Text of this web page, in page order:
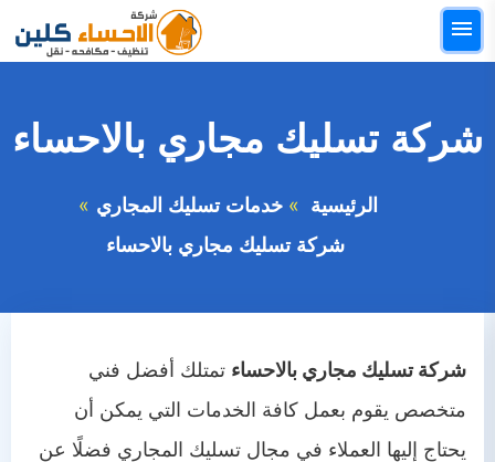
التجاوز
إلى القائمة
عن:
خدمات التنظيف
خدمات اخري
شركة تسليك مجاري بالاحساء
الرئيسية
خدمات تسليك المجاري
شركة تسليك مجاري بالاحساء
شركة تسليك مجاري بالاحساء تمتلك أفضل فني
متخصص يقوم بعمل كافة الخدمات التي يمكن أن
يحتاج إليها العملاء في مجال تسليك المجاري فضلًا عن